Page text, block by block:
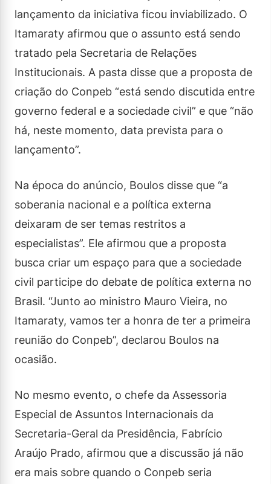
lançamento da iniciativa ficou inviabilizado. O
Itamaraty afirmou que o assunto está sendo
tratado pela Secretaria de Relações
Institucionais. A pasta disse que a proposta de
criação do Conpeb “está sendo discutida entre
governo federal e a sociedade civil” e que “não
há, neste momento, data prevista para o
lançamento”.
Na época do anúncio, Boulos disse que “a
soberania nacional e a política externa
deixaram de ser temas restritos a
especialistas”. Ele afirmou que a proposta
busca criar um espaço para que a sociedade
civil participe do debate de política externa no
Brasil. “Junto ao ministro Mauro Vieira, no
Itamaraty, vamos ter a honra de ter a primeira
reunião do Conpeb”, declarou Boulos na
ocasião.
No mesmo evento, o chefe da Assessoria
Especial de Assuntos Internacionais da
Secretaria-Geral da Presidência, Fabrício
Araújo Prado, afirmou que a discussão já não
era mais sobre quando o Conpeb seria